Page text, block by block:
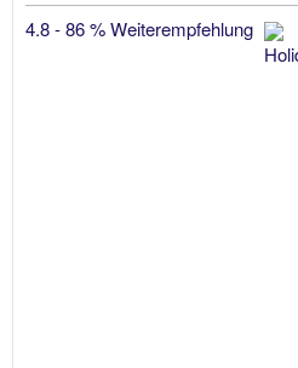
4.8 - 86 % Weiterempfehlung